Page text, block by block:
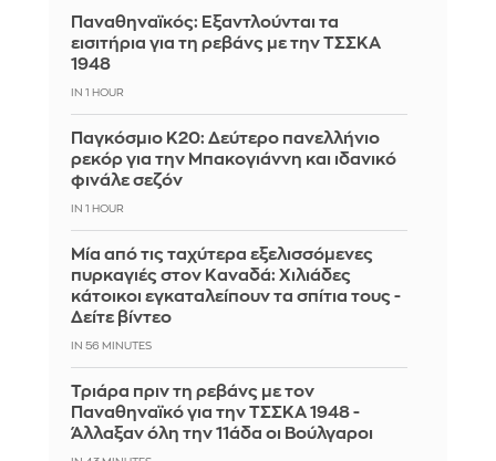
Παναθηναϊκός: Εξαντλούνται τα
εισιτήρια για τη ρεβάνς με την ΤΣΣΚΑ
1948
IN 1 HOUR
Παγκόσμιο Κ20: Δεύτερο πανελλήνιο
ρεκόρ για την Μπακογιάννη και ιδανικό
φινάλε σεζόν
IN 1 HOUR
Μία από τις ταχύτερα εξελισσόμενες
πυρκαγιές στον Καναδά: Χιλιάδες
κάτοικοι εγκαταλείπουν τα σπίτια τους -
Δείτε βίντεο
IN 56 MINUTES
Τριάρα πριν τη ρεβάνς με τον
Παναθηναϊκό για την ΤΣΣΚΑ 1948 -
Άλλαξαν όλη την 11άδα οι Βούλγαροι